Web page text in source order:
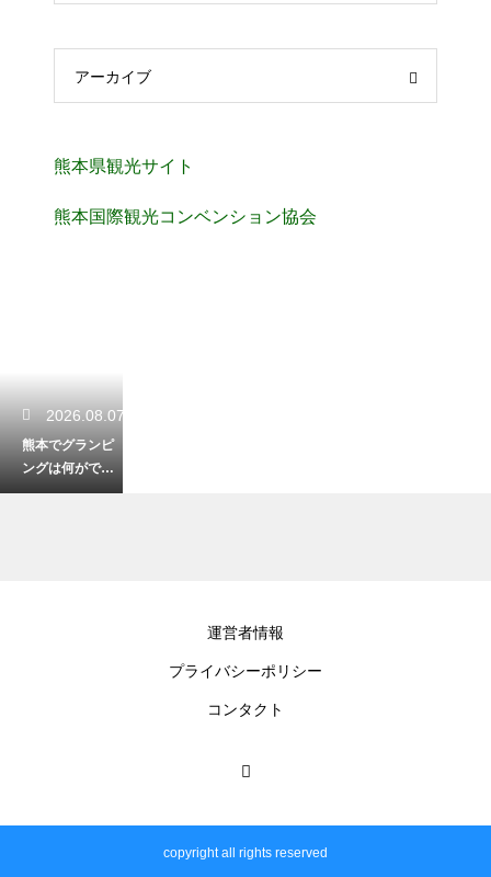
アーカイブ
熊本県観光サイト
熊本国際観光コンベンション協会
2026.08.07
熊本でグランピ
ングは何ができ
る？アウトドア
運営者情報
プライバシーポリシー
コンタクト
copyright all rights reserved